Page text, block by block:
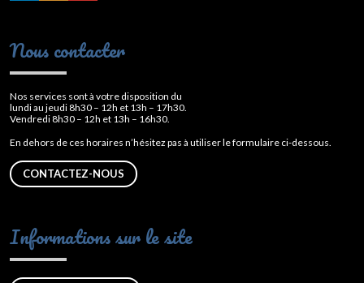
Nous contacter
Nos services sont à votre disposition du
lundi au jeudi 8h30 – 12h et 13h – 17h30.
Vendredi 8h30 – 12h et 13h – 16h30.
En dehors de ces horaires n’hésitez pas à utiliser le formulaire ci-dessous.
CONTACTEZ-NOUS
Informations sur le site